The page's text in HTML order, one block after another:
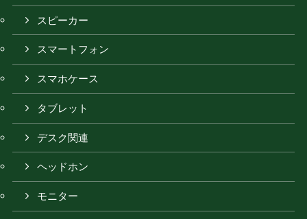
スピーカー
スマートフォン
スマホケース
タブレット
デスク関連
ヘッドホン
モニター